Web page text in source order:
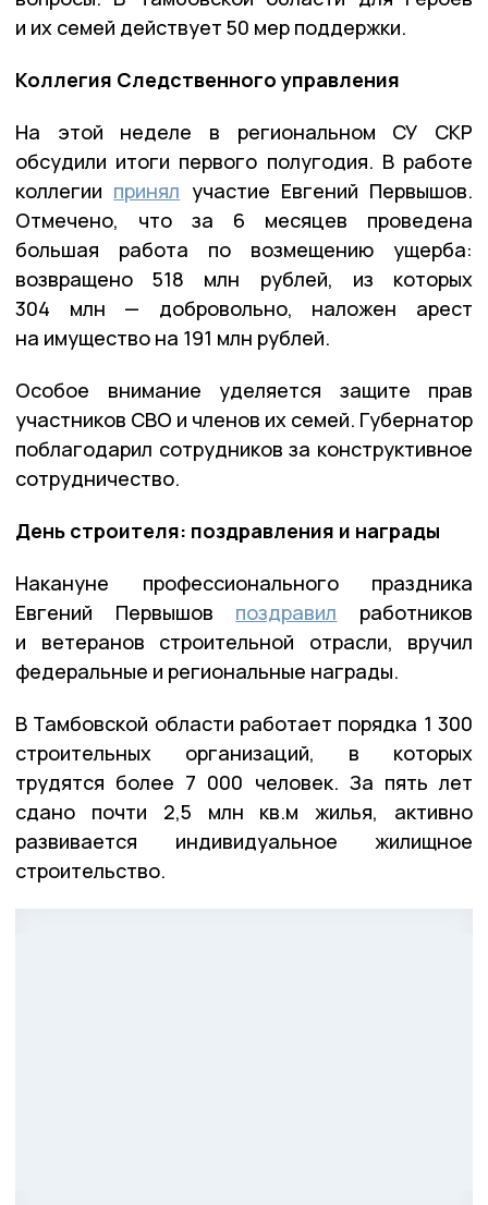
и их семей действует 50 мер поддержки.
Коллегия Следственного управления
На этой неделе в региональном СУ СКР
обсудили итоги первого полугодия. В работе
коллегии принял участие Евгений Первышов.
Отмечено, что за 6 месяцев проведена
большая работа по возмещению ущерба:
возвращено 518 млн рублей, из которых
304 млн — добровольно, наложен арест
на имущество на 191 млн рублей.
Особое внимание уделяется защите прав
участников СВО и членов их семей. Губернатор
поблагодарил сотрудников за конструктивное
сотрудничество.
День строителя: поздравления и награды
Накануне профессионального праздника
Евгений Первышов поздравил работников
и ветеранов строительной отрасли, вручил
федеральные и региональные награды.
В Тамбовской области работает порядка 1 300
строительных организаций, в которых
трудятся более 7 000 человек. За пять лет
сдано почти 2,5 млн кв.м жилья, активно
развивается индивидуальное жилищное
строительство.